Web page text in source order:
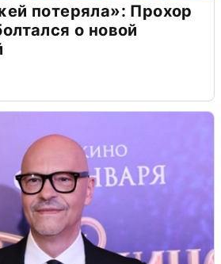
потеряла»: Прохор
о новой